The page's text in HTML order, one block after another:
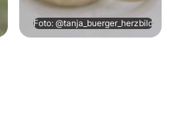
Foto: @tanja_buerger_herzbild